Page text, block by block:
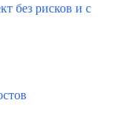
без рисков и с